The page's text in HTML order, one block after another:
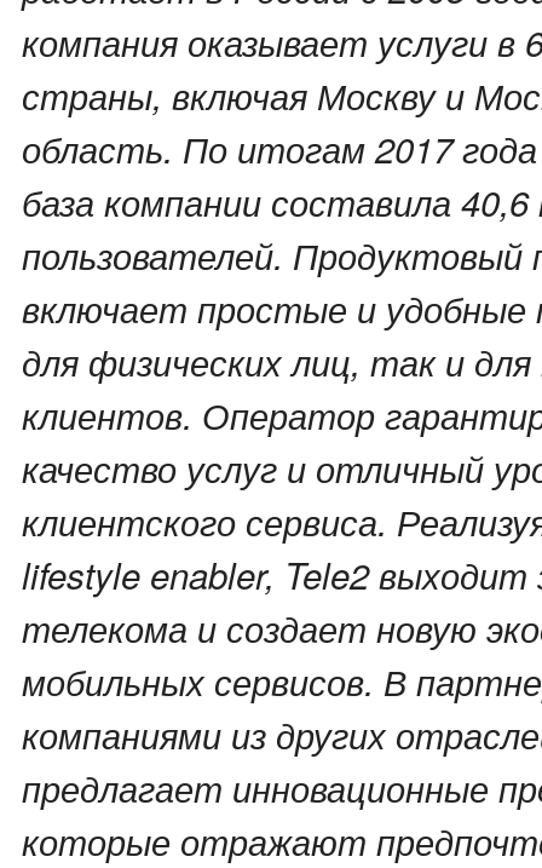
компания оказывает услуги в
страны, включая Москву и
область. По итогам 2017
база компании составила
пользователей. Продуктовый
включает простые и удобные
для физических лиц, так и
клиентов. Оператор
качество услуг и отличный
клиентского сервиса.
lifestyle enabler, Tele2 выходит
телекома и создает новую
мобильных сервисов. В
компаниями из других
предлагает инновационные
которые отражают